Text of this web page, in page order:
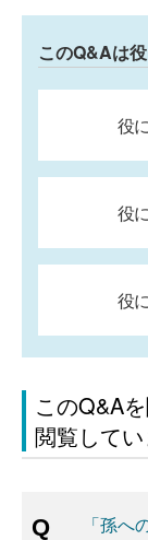
このQ&Aは
役
役
役
このQ&A
閲覧して
「孫へ